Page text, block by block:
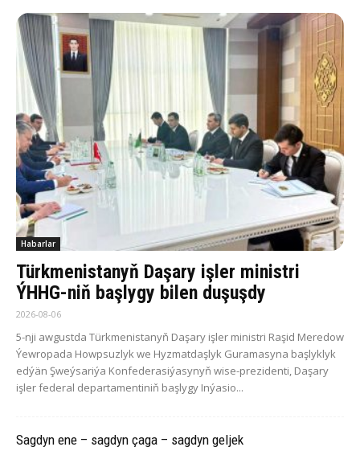
Habarlar
Türkmenistanyň Daşary işler ministri
ÝHHG-niň başlygy bilen duşuşdy
2026-08-06
5-nji awgustda Türkmenistanyň Daşary işler ministri Raşid Meredow
Ýewropada Howpsuzlyk we Hyzmatdaşlyk Guramasyna başlyklyk
edýän Şweýsariýa Konfederasiýasynyň wise-prezidenti, Daşary
işler federal departamentiniň başlygy Inýasio...
Sagdyn ene – sagdyn çaga – sagdyn geljek